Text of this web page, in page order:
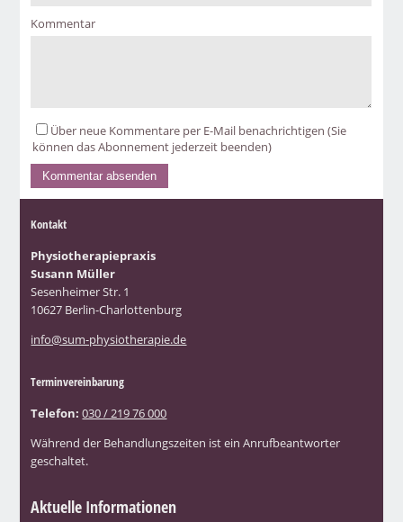
Kommentar
Über neue Kommentare per E-Mail benachrichtigen (Sie
können das Abonnement jederzeit beenden)
Kontakt
Physiotherapiepraxis
Susann Müller
Sesenheimer Str. 1
10627 Berlin-Charlottenburg
info@sum-physiotherapie.de
Terminvereinbarung
Telefon:030 / 219 76 000
Während der Behandlungszeiten ist ein Anrufbeantworter
geschaltet.
Aktuelle Informationen